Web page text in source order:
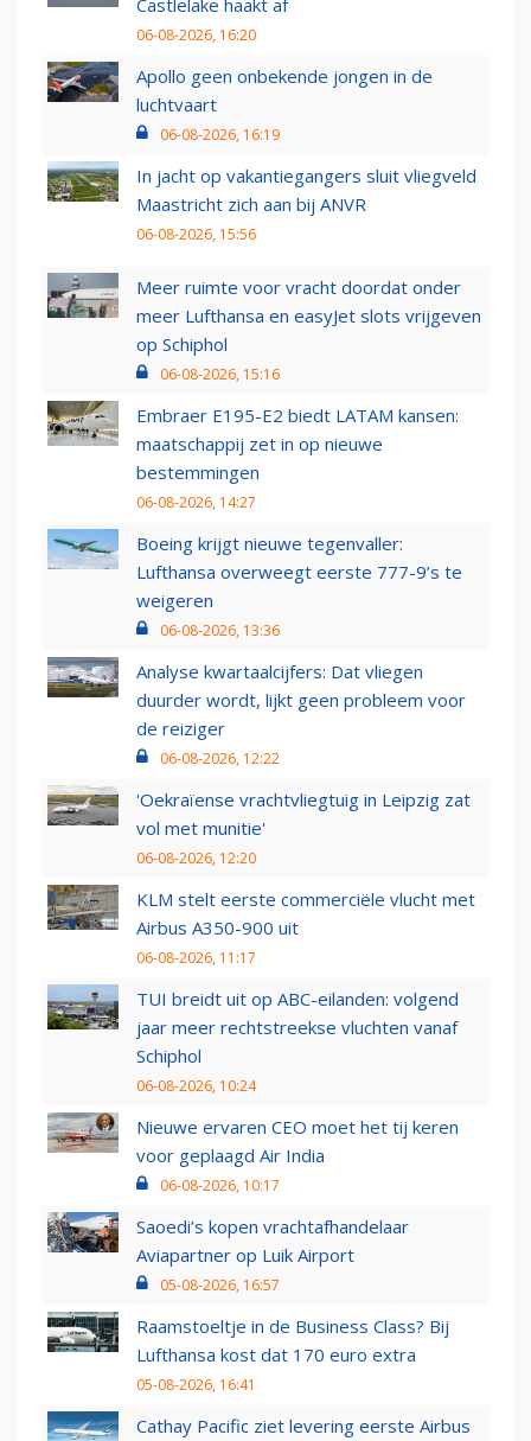
Castlelake haakt af
06-08-2026, 16:20
Apollo geen onbekende jongen in de
luchtvaart
06-08-2026, 16:19
In jacht op vakantiegangers sluit vliegveld
Maastricht zich aan bij ANVR
06-08-2026, 15:56
Meer ruimte voor vracht doordat onder
meer Lufthansa en easyJet slots vrijgeven
op Schiphol
06-08-2026, 15:16
Embraer E195-E2 biedt LATAM kansen:
maatschappij zet in op nieuwe
bestemmingen
06-08-2026, 14:27
Boeing krijgt nieuwe tegenvaller:
Lufthansa overweegt eerste 777-9’s te
weigeren
06-08-2026, 13:36
Analyse kwartaalcijfers: Dat vliegen
duurder wordt, lijkt geen probleem voor
de reiziger
06-08-2026, 12:22
'Oekraïense vrachtvliegtuig in Leipzig zat
vol met munitie'
06-08-2026, 12:20
KLM stelt eerste commerciële vlucht met
Airbus A350-900 uit
06-08-2026, 11:17
TUI breidt uit op ABC-eilanden: volgend
jaar meer rechtstreekse vluchten vanaf
Schiphol
06-08-2026, 10:24
Nieuwe ervaren CEO moet het tij keren
voor geplaagd Air India
06-08-2026, 10:17
Saoedi’s kopen vrachtafhandelaar
Aviapartner op Luik Airport
05-08-2026, 16:57
Raamstoeltje in de Business Class? Bij
Lufthansa kost dat 170 euro extra
05-08-2026, 16:41
Cathay Pacific ziet levering eerste Airbus